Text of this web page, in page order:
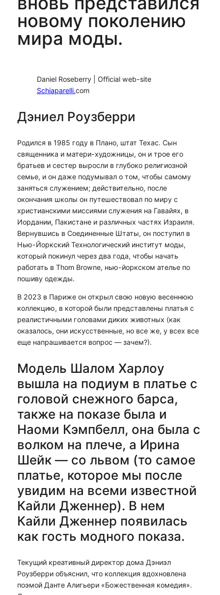
новому поколению
мира моды.
Daniel Roseberry | Official web-site
Schiaparelli.com
Дэниел Роузберри
Родился в 1985 году в Плано, штат Техас. Сын
священника и матери-художницы, он и трое его
братьев и сестер выросли в глубоко религиозной
семье, и он даже подумывал о том, чтобы самому
заняться служением; действительно, после
окончания школы он путешествовал по миру с
христианскими миссиями служения на Гавайях, в
Иордании, Пакистане и различных частях Израиля.
Вернувшись в Соединенные Штаты, он поступил в
Нью-Йоркский Технологический институт моды,
который покинул через два года, чтобы начать
работать в Thom Browne, нью-йоркском ателье по
пошиву одежды.
В 2023 в Париже он открыл свою новую весеннюю
коллекцию, в которой были представлены платья с
реалистичными головами диких животных (как
оказалось, они искусственные, но все же, у всех все
еще напрашивается вопрос — зачем?).
Модель Шалом Харлоу
вышла на подиум в платье с
головой снежного барса,
также на показе была и
Наоми Кэмпбелл, она была с
волком на плече, а Ирина
Шейк — со львом (то самое
платье, которое мы после
увидим на всеми известной
Кайли Дженнер). В нем
Кайли Дженнер появилась
как гость модного показа.
Текущий креативный директор дома Дэниэл
Роузберри объяснил, что коллекция вдохновлена
поэмой Данте Алигьери «Божественная комедия».